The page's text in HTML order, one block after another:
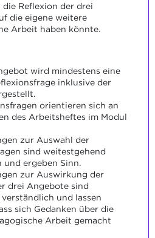
Reflexion der drei
die eigene weitere
Arbeit haben könnte.
wird mindestens eine
inklusive der
orientieren sich an
des Arbeitsheftes im Modul
zur Auswahl der
sind weitestgehend
und ergeben Sinn.
zur Auswirkung der
drei Angebote sind
und lassen
sich Gedanken über die
Arbeit gemacht